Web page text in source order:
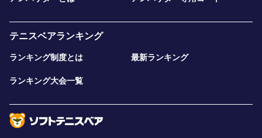
テニスベアランキング
ランキング制度とは 最新ランキング
ランキング大会一覧